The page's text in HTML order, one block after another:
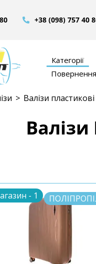
+38 (098) 757 40
Категорії
> Валізи пластикові
- 1